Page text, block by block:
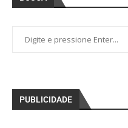
PUBLICIDADE